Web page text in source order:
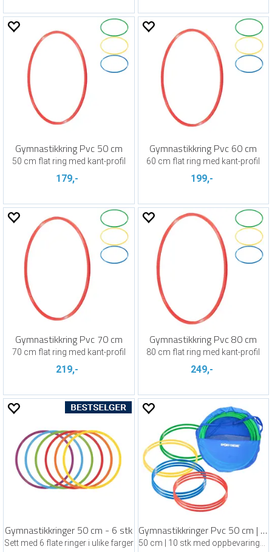
Gymnastikkring Pvc 50 cm
50 cm flat ring med kant-profil
179,-
Gymnastikkring Pvc 60 cm
60 cm flat ring med kant-profil
199,-
Gymnastikkring Pvc 70 cm
70 cm flat ring med kant-profil
219,-
Gymnastikkring Pvc 80 cm
80 cm flat ring med kant-profil
249,-
Gymnastikkringer 50 cm - 6 stk
Sett med 6 flate ringer i ulike farger
Gymnastikkringer Pvc 50 cm | Assortert